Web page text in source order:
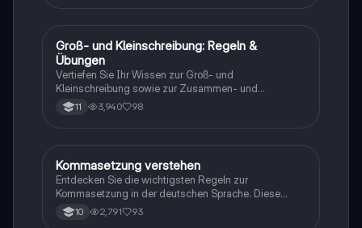
Deutsch
Groß- und Kleinschreibung: Regeln &
Übungen
Vertiefen Sie Ihr Wissen zur Groß- und
Kleinschreibung sowie zur Zusammen- und
Getrenntschreibung mit diesem umfassenden
Arbeitsblatt. Enthält klare Erklärungen, praktische
YouTube-Sendung.
11 3,940 98
Deutsch
Kommasetzung verstehen
Entdecken Sie die wichtigsten Regeln zur
Kommasetzung in der deutschen Sprache. Diese
Übersicht behandelt Aufzählungen, Infinitivgruppen,
Einschübe und die Trennung von Haupt- und
10 2,791 93